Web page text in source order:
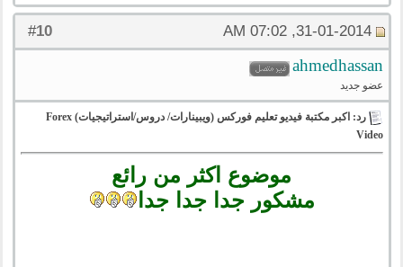
#
10 31-01-2014, 07:02 AM
ahmedhassan
عضو جديد
رد: اكبر مكتبة فيديو تعليم فوركس (ويبينارات/ دروس/استراتيجيات) Forex
Video
موضوع اكثر من رائع
مشكور جدا جدا جدا